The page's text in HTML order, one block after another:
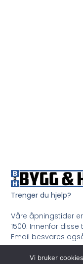
Trenger du hjelp?
Våre åpningstider
1500. Innenfor
Email besvares
Ring oss på 33 99
Vi bruker